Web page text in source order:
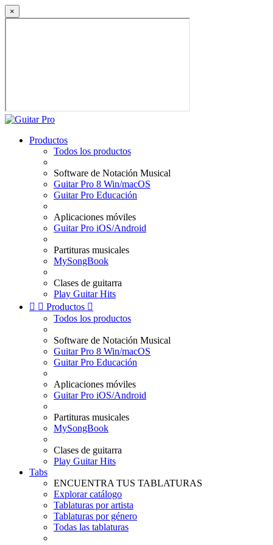
×
Productos
Todos los productos
Software de Notación Musical
Guitar Pro 8 Win/macOS
Guitar Pro Educación
Aplicaciones móviles
Guitar Pro iOS/Android
Partituras musicales
MySongBook
Clases de guitarra
Play Guitar Hits
  Productos 
Todos los productos
Software de Notación Musical
Guitar Pro 8 Win/macOS
Guitar Pro Educación
Aplicaciones móviles
Guitar Pro iOS/Android
Partituras musicales
MySongBook
Clases de guitarra
Play Guitar Hits
Tabs
ENCUENTRA TUS TABLATURAS
Explorar catálogo
Tablaturas por artista
Tablaturas por género
Todas las tablaturas